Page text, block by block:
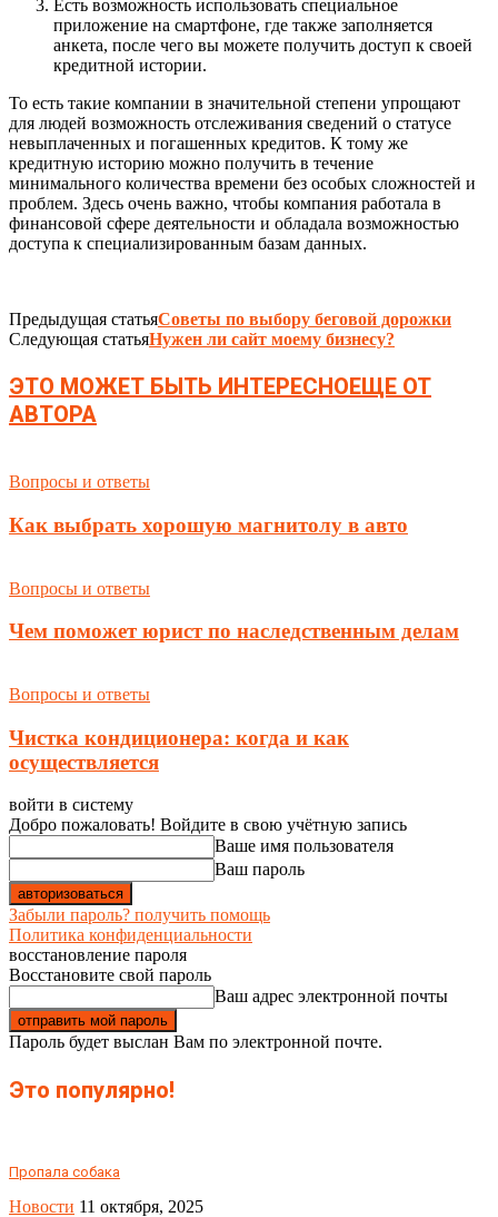
Есть возможность использовать специальное
приложение на смартфоне, где также заполняется
анкета, после чего вы можете получить доступ к своей
кредитной истории.
То есть такие компании в значительной степени упрощают
для людей возможность отслеживания сведений о статусе
невыплаченных и погашенных кредитов. К тому же
кредитную историю можно получить в течение
минимального количества времени без особых сложностей и
проблем. Здесь очень важно, чтобы компания работала в
финансовой сфере деятельности и обладала возможностью
доступа к специализированным базам данных.
Предыдущая статьяСоветы по выбору беговой дорожки
Следующая статьяНужен ли сайт моему бизнесу?
ЭТО МОЖЕТ БЫТЬ ИНТЕРЕСНОЕЩЕ ОТ
АВТОРА
Вопросы и ответы
Как выбрать хорошую магнитолу в авто
Вопросы и ответы
Чем поможет юрист по наследственным делам
Вопросы и ответы
Чистка кондиционера: когда и как
осуществляется
войти в систему
Добро пожаловать! Войдите в свою учётную запись
Ваше имя пользователя
Ваш пароль
Забыли пароль? получить помощь
Политика конфиденциальности
восстановление пароля
Восстановите свой пароль
Ваш адрес электронной почты
Пароль будет выслан Вам по электронной почте.
Это популярно!
Пропала собака
Новости 11 октября, 2025